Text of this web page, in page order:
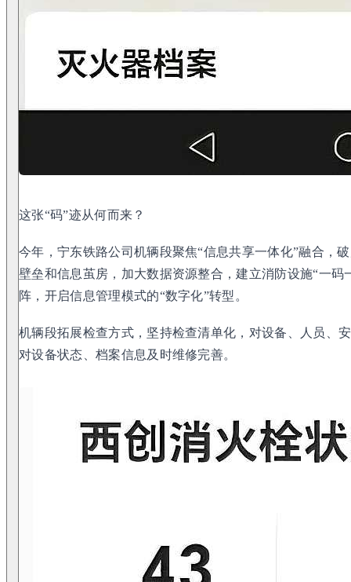
这张“码”迹从何而来？
今年，宁东铁路公司机辆段聚焦“信息共享一体化”融合，
壁垒和信息茧房，加大数据资源整合，建立消防设施“一码
阵，开启信息管理模式的“数字化”转型。
机辆段拓展检查方式，坚持检查清单化，对设备、人员、
对设备状态、档案信息及时维修完善。